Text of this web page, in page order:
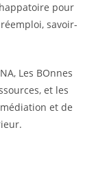
pour
savoir-
Les BOnnes
et les
et de